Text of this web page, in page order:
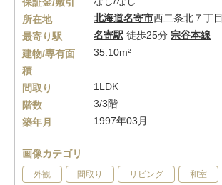
所在地
北海道名寄市西二条北７丁目
最寄り駅
名寄駅 徒歩25分 宗谷本線
建物/専有面
積
35.10m²
間取り
1LDK
階数
3/3階
築年月
1997年03月
画像カテゴリ
外観 間取り リビング 和室